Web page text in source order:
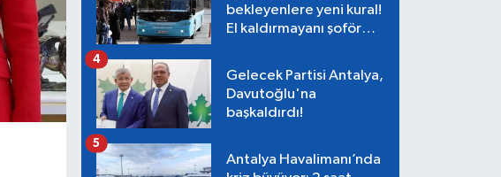
bekleyenlere yeni kural!
El kaldırmayanı şoför
Gelecek Partisi Antalya,
Davutoğlu'na
başkaldırdı!
4
Antalya Havalimanı’nda
5